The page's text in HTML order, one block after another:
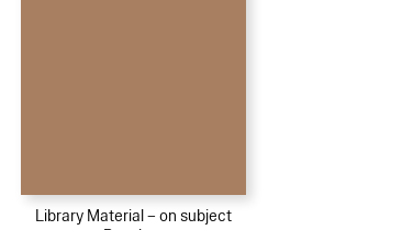
Library Material – on subject